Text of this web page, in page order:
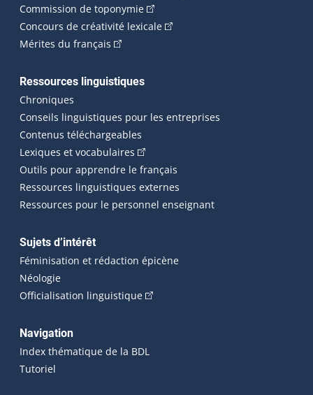
Commission de toponymie(Cet hyperlien externe s'ouvrira
Concours de créativité lexicale(Cet hyperlien externe
Mérites du français (Cet hyperlien externe s'ouvrira dans une
Ressources linguistiques
Chroniques
Conseils linguistiques pour les entreprises
Contenus téléchargeables
Lexiques et vocabulaires (Cet hyperlien externe s'ouvrira
Outils pour apprendre le français
Ressources linguistiques externes
Ressources pour le personnel enseignant
Sujets d’intérêt
Féminisation et rédaction épicène
Néologie
Officialisation linguistique(Cet hyperlien externe s'ouvrira
Navigation
Index thématique de la BDL
Tutoriel